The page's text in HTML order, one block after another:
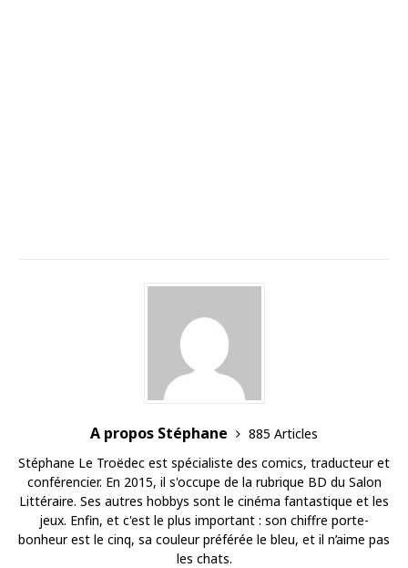
A propos Stéphane
885 Articles
Stéphane Le Troëdec est spécialiste des comics, traducteur et
conférencier. En 2015, il s'occupe de la rubrique BD du Salon
Littéraire. Ses autres hobbys sont le cinéma fantastique et les
jeux. Enfin, et c'est le plus important : son chiffre porte-
bonheur est le cinq, sa couleur préférée le bleu, et il n’aime pas
les chats.